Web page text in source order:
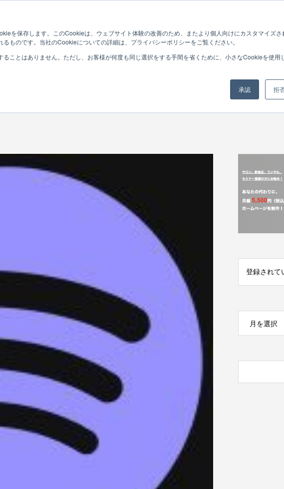
を保存します。このCookieは、ウェブサイト体験の改善のため、またより個人向けにカスタマイズさ
ものです。当社のCookieについての詳細は、プライバシーポリシーをご覧ください。
ことはありません。ただし、お客様が何度も同じ選択をする手間を省くために、小さなCookieを使用
承認 拒
登録されて
月を選択